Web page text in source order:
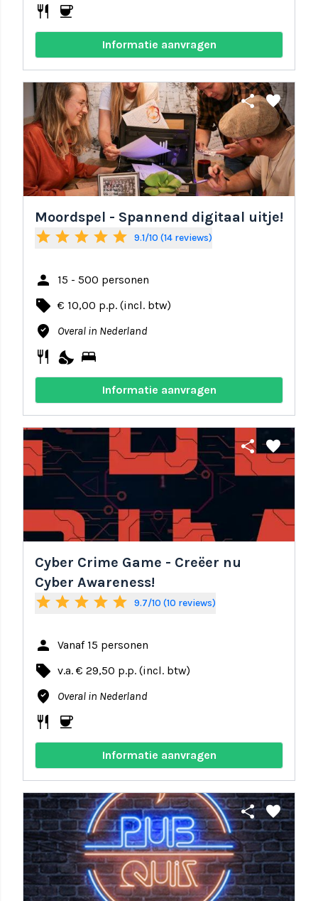
restaurant coffee
Informatie aanvragen
share favorite
Moordspel - Spannend digitaal uitje!
star star star star star 9.1/10 (14 reviews)
person 15 - 500 personen
local_offer € 10,00 p.p. (incl. btw)
where_to_vote Overal in Nederland
restaurant nights_stay bed
Informatie aanvragen
share favorite
Cyber Crime Game - Creëer nu
Cyber Awareness!
star star star star star 9.7/10 (10 reviews)
person Vanaf 15 personen
local_offer v.a. € 29,50 p.p. (incl. btw)
where_to_vote Overal in Nederland
restaurant coffee
Informatie aanvragen
share favorite